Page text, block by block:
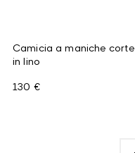
Camicia a maniche corte
in lino
130 €